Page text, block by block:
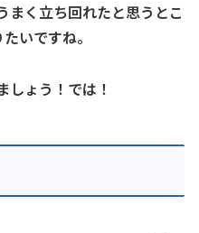
まく立ち回れたと思うとこ
いですね。
しょう！では！